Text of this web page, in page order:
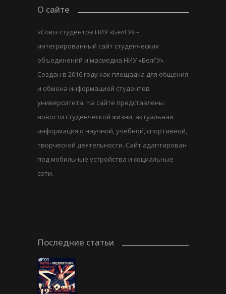
О сайте
«Союз студентов НИУ «БелГУ» –
интегрированный сайт студенческих
объединений и масмедиа НИУ «БелГУ».
Создан в 2016 году как площадка для общения
и обмена информацией студентов
университета. На сайте представлены
новости студенческой жизни, актуальная
информация о научной, учебной, спортивной,
творческой деятельности. Сайт адаптирован
под мобильные устройства и социальные
сети.
Последние статьи